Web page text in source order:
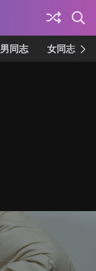
男同志 女同志